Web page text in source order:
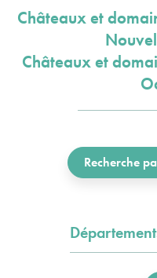
Châteaux et
Châteaux et
Recherche